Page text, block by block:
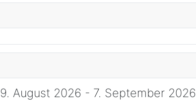
9. August 2026 - 7. September 2026